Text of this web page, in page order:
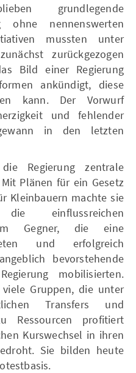
grundlegende
ohne nennenswerten
mussten unter
zurückgezogen
Bild einer Regierung
ankündigt, diese
kann. Der Vorwurf
und fehlender
in den letzten
Regierung zentrale
Plänen für ein Gesetz
Kleinbauern machte sie
einflussreichen
Gegner, die eine
und erfolgreich
bevorstehende
mobilisierten.
Gruppen, die unter
Transfers und
Ressourcen profitiert
Kurswechsel in ihren
Sie bilden heute